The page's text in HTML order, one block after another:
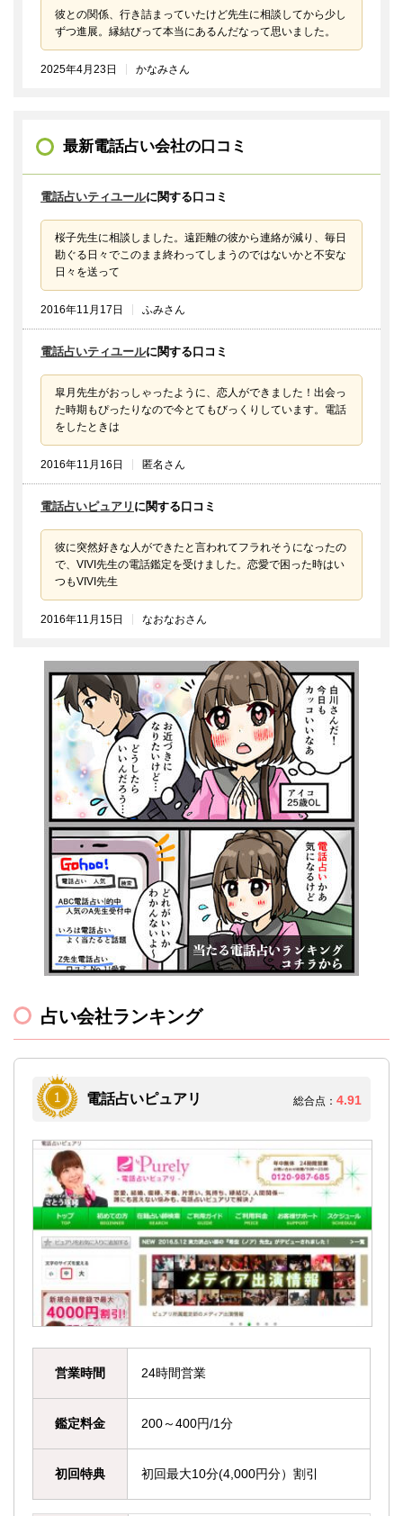
彼との関係、行き詰まっていたけど先生に相談してから少し
ずつ進展。縁結びって本当にあるんだなって思いました。
2025年4月23日 かなみさん
最新電話占い会社の口コミ
電話占いティユールに関する口コミ
桜子先生に相談しました。遠距離の彼から連絡が減り、毎日
勘ぐる日々でこのまま終わってしまうのではないかと不安な
日々を送って
2016年11月17日 ふみさん
電話占いティユールに関する口コミ
皐月先生がおっしゃったように、恋人ができました！出会っ
た時期もぴったりなので今とてもびっくりしています。電話
をしたときは
2016年11月16日 匿名さん
電話占いピュアリ に関する口コミ
彼に突然好きな人ができたと言われてフラれそうになったの
で、VIVI先生の電話鑑定を受けました。恋愛で困った時はい
つもVIVI先生
2016年11月15日 なおなおさん
占い会社ランキング
電話占いピュアリ 総合点： 4.91
営業時間 24時間営業
鑑定料金 200～400円/1分
初回特典 初回最大10分(4,000円分）割引